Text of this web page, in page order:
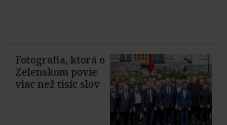
Fotografia, ktorá o
Zelenskom povie
viac než tisíc slov